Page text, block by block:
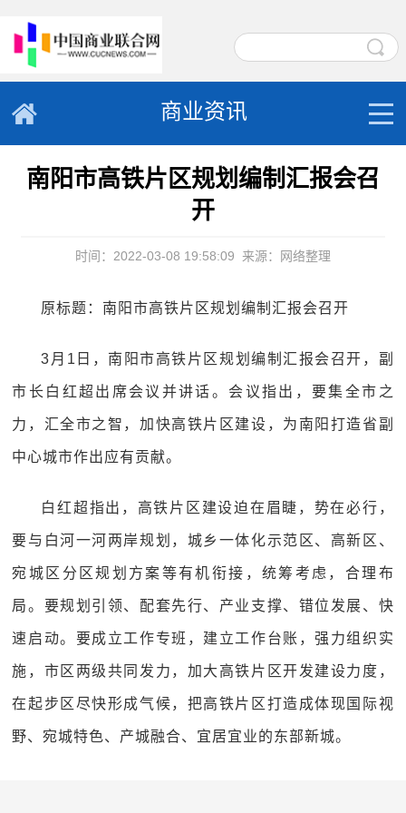
商业资讯
南阳市高铁片区规划编制汇报会召
开
时间：2022-03-08 19:58:09 来源：网络整理
原标题：南阳市高铁片区规划编制汇报会召开
3月1日，南阳市高铁片区规划编制汇报会召开，副
市长白红超出席会议并讲话。会议指出，要集全市之
力，汇全市之智，加快高铁片区建设，为南阳打造省副
中心城市作出应有贡献。
白红超指出，高铁片区建设迫在眉睫，势在必行，
要与白河一河两岸规划，城乡一体化示范区、高新区、
宛城区分区规划方案等有机衔接，统筹考虑，合理布
局。要规划引领、配套先行、产业支撑、错位发展、快
速启动。要成立工作专班，建立工作台账，强力组织实
施，市区两级共同发力，加大高铁片区开发建设力度，
在起步区尽快形成气候，把高铁片区打造成体现国际视
野、宛城特色、产城融合、宜居宜业的东部新城。